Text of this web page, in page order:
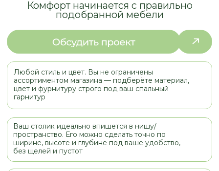
Рекомендация: для спальни оптимальный баланс —
шпон или МДФ в матовой эмали. Массив — если
бюджет позволяет и вы цените натуральный рисунок
Ваш столик идеально впишется в нишу/
пространство. Его можно сделать точно по
ширине, высоте и глубине под ваше удобство,
Можно предусмотреть полки с дверцами (нижняя
часть) + выдвижные ящики (верхняя). Это удобно
для крупных предметов
ПРИМЕРЫ
РАБОТ
МЕБЕЛЬ ДЛЯ СПАЛЬНИ
НАШИХ КЛИЕНТОВ